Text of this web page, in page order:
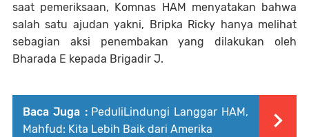
saat pemeriksaan, Komnas HAM menyatakan bahwa
salah satu ajudan yakni, Bripka Ricky hanya melihat
sebagian aksi penembakan yang dilakukan oleh
Bharada E kepada Brigadir J.
Baca Juga : PeduliLindungi Langgar HAM,
Mahfud: Kita Lebih Baik dari Amerika